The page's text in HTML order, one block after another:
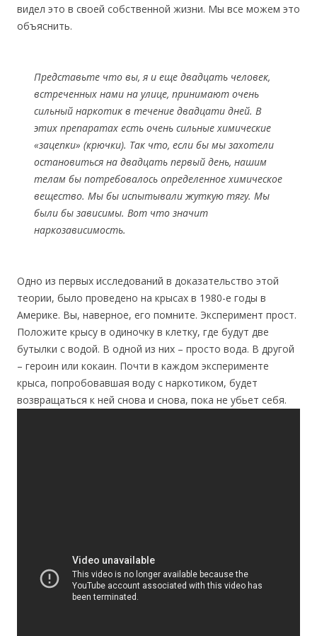
видел это в своей собственной жизни. Мы все можем это
объяснить.
Представьте что вы, я и еще двадцать человек,
встреченных нами на улице, принимают очень
сильный наркотик в течение двадцати дней. В
этих препаратах есть очень сильные химические
«зацепки» (крючки). Так что, если бы мы захотели
остановиться на двадцать первый день, нашим
телам бы потребовалось определенное химическое
вещество. Мы бы испытывали жуткую тягу. Мы
были бы зависимы. Вот что значит
наркозависимость.
Одно из первых исследований в доказательство этой
теории, было проведено на крысах в 1980-е годы в
Америке. Вы, наверное, его помните. Эксперимент прост.
Положите крысу в одиночку в клетку, где будут две
бутылки с водой. В одной из них – просто вода. В другой
– героин или кокаин. Почти в каждом эксперименте
крыса, попробовавшая воду с наркотиком, будет
возвращаться к ней снова и снова, пока не убьет себя.